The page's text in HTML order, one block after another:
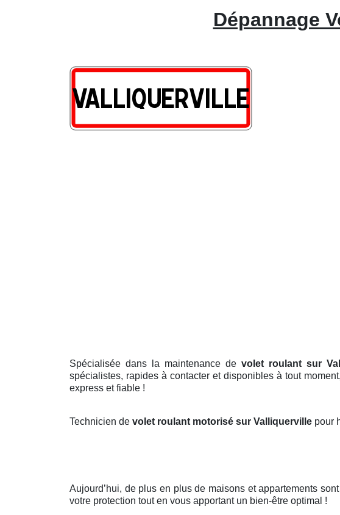
Dépannage
Spécialisée dans la maintenance devolet roulant sur
spécialistes, rapides à contacter et disponibles à tout
express et fiable !
Technicien de volet roulant motorisé sur Valliquerville pour
Aujourd’hui, de plus en plus de maisons et appartements
votre protection tout en vous apportant un bien-être optimal !